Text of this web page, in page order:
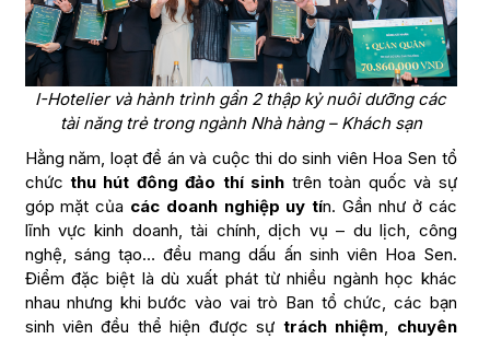
I-Hotelier và hành trình gần 2 thập kỷ nuôi dưỡng các
tài năng trẻ trong ngành Nhà hàng – Khách sạn
Hằng năm, loạt đề án và cuộc thi do sinh viên Hoa Sen tổ
chức thu hút đông đảo thí sinh trên toàn quốc và sự
góp mặt của các doanh nghiệp uy tín. Gần như ở các
lĩnh vực kinh doanh, tài chính, dịch vụ – du lịch, công
nghệ, sáng tạo… đều mang dấu ấn sinh viên Hoa Sen.
Điểm đặc biệt là dù xuất phát từ nhiều ngành học khác
nhau nhưng khi bước vào vai trò Ban tổ chức, các bạn
sinh viên đều thể hiện được sự trách nhiệm, chuyên